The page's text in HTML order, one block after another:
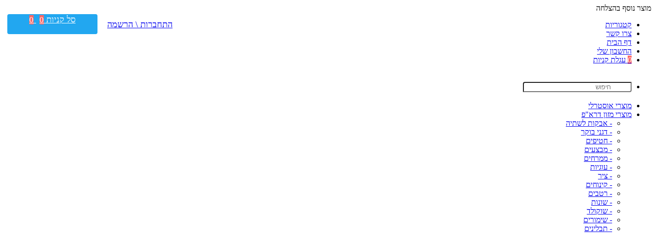
מוצר נוסף בהצלחה
קטגוריות
צרו קשר
דף הבית
החשבון שלי
0 עגלת קניות
מוצרי אוסטרלי
מוצרי מזון דרא"פ
- אבקות לשתיה
- דגני בוקר
- חטיפים
- מבצעים
- ממרחים
- עוגיות
- ציר
- קינוחים
- רטבים
- שונות
- שוקולד
- שימורים
- תבלינים
התחברות \ הרשמה סל קניות 0
0